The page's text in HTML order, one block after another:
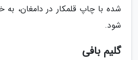
شده با چاپ قلمکار در دامغان،
شود.
گلیم بافی